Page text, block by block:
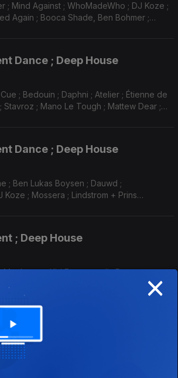
; Mind Against ; WhoMadeWho ; DJ Koze ;
Again ; Booca Shade, Ben Bohmer ;
Dance ; Deep House
; Bedouin ; Daphni ; Atelier ; Étienne de
Stavroz ; Mano Le Tough ; Mattew Dear ;
Dance ; Deep House
; Ben Lukas Boysen ; Dauwd ;
Koze ; Mossera ; Lindstrom + Prins
; Deep House
Maelstrom ; Kid Francescoli ; Passepartout
Zispin ; St Germain + Osunlade ;
; Agoria + Jacques ...
Mathias Meyer ; Xinobi ; Paul Kalkbrenner
×